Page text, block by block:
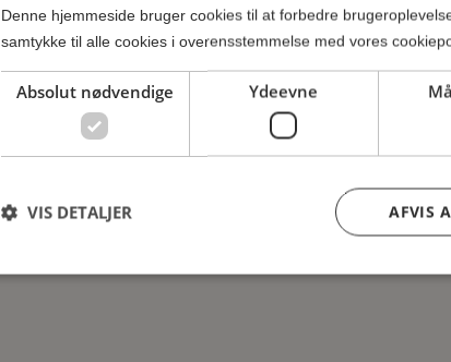
Denne hjemmeside bruger cookies til at forbedre
samtykke til alle cookies i overensstemmelse med vores
Absolut nødvendige Ydeevne
AFVIS
VIS DETALJER